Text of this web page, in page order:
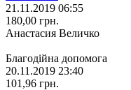
21.11.2019 06:55
180,00 грн.
Анастасия Величко
Благодійна допомога
20.11.2019 23:40
101,96 грн.